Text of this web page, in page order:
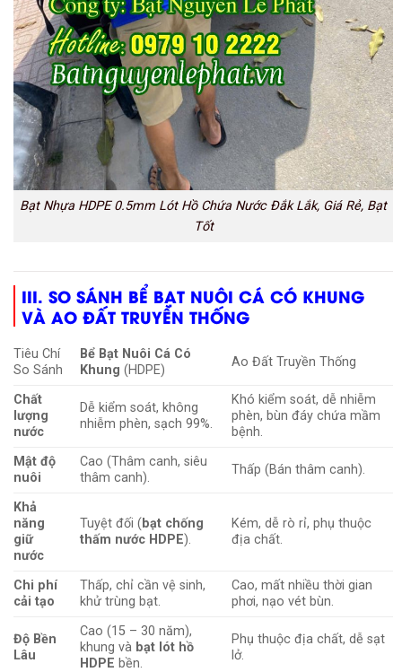
Bạt Nhựa HDPE 0.5mm Lót Hồ Chứa Nước Đắk Lắk, Giá Rẻ, Bạt
Tốt
III. SO SÁNH BỂ BẠT NUÔI CÁ CÓ KHUNG
VÀ AO ĐẤT TRUYỀN THỐNG
Tiêu Chí
So Sánh
Bể Bạt Nuôi Cá Có
Khung (HDPE)
Ao Đất Truyền Thống
Chất
lượng
nước
Dễ kiểm soát, không
nhiễm phèn, sạch99%.
Khó kiểm soát, dễ nhiễm
phèn, bùn đáy chứa mầm
bệnh.
Mật độ
nuôi
Cao (Thâm canh, siêu
thâm canh).
Thấp (Bán thâm canh).
Khả
năng
giữ
nước
Tuyệt đối ( bạt chống
thấm nước HDPE).
Kém, dễ rò rỉ, phụ thuộc
địa chất.
Chi phí
cải tạo
Thấp, chỉ cần vệ sinh,
khử trùng bạt.
Cao, mất nhiều thời gian
phơi, nạo vét bùn.
Độ Bền
Lâu
Cao (15 – 30 năm),
khung và bạt lót hồ
HDPE bền.
Phụ thuộc địa chất, dễ sạt
lở.